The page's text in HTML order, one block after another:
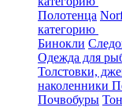
Полотенца
категорию
Бинокли
Одежда для
Толстовки,
наколенники
Почвобуры